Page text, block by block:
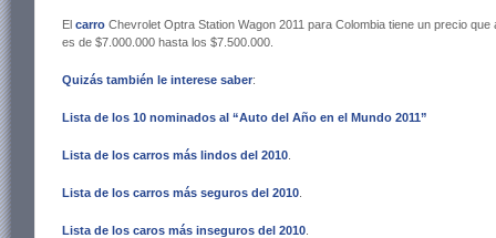
El carro Chevrolet Optra Station Wagon 2011 para Colombia tiene un precio
es de $7.000.000 hasta los $7.500.000.
Quizás también le interese saber:
Lista de los 10 nominados al “Auto del Año en el Mundo 2011”
Lista de los carros más lindos del 2010
Lista de los carros más seguros del 2010
Lista de los caros más inseguros del 2010